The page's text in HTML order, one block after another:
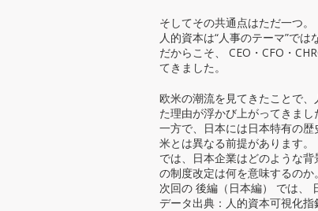
そしてその共通点はただ一つ。
人的資本は“人事のテーマ”では
だからこそ、 CEO・CFO・
てきました。
欧米の潮流を見てきたことで
た理由が浮かび上がってきまし
一方で、日本には日本特有の
米とは異なる前提があります。
では、日本企業はどのような
の制度改定は何を意味するのか。
次回の 後編（日本編） では、
データ出典：人的資本可視化